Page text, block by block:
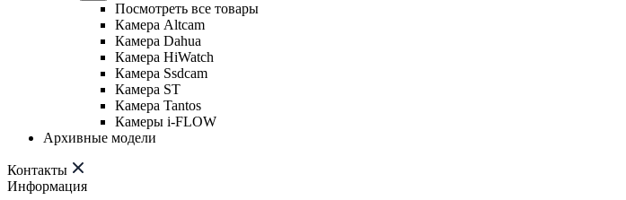
Посмотреть все товары
Камера Altcam
Камера Dahua
Камера HiWatch
Камера Ssdcam
Камера ST
Камера Tantos
Камеры i-FLOW
Архивные модели
Контакты
Информация